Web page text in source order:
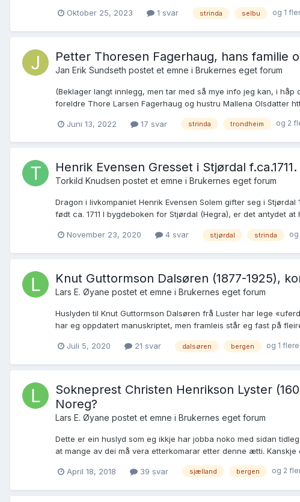
Oktober 25, 2023 1 svar strinda selbu og 1
Petter Thoresen Fagerhaug, hans familie
Jan Erik Sundseth postet et emne i Brukernes eget forum
(Beklager langt innlegg, men tar med så mye info jeg kan, i
foreldre Thore Larsen Fagerhaug og hustru Mallena Olsdatter
Juni 13, 2022 17 svar strinda trondheim og 2
Henrik Evensen Gresset i Stjørdal
Torkild Knudsen postet et emne i Brukernes eget forum
Dragon i livkompaniet Henrik Evensen Solem gifter seg i
født ca. 1711 I bygdeboken for Stjørdal (Hegra), er det antydet
November 23, 2020 4 svar stjørdal strinda
Knut Guttormson Dalsøren (1877-1925),
Lars E. Øyane postet et emne i Brukernes eget forum
Huslyden til Knut Guttormson Dalsøren frå Luster har lege
har eg oppdatert manuskriptet, men framleis står eg fast på
Juli 5, 2020 21 svar dalsøren bergen og 1
Sokneprest Christen Henrikson Lyster
Noreg?
Lars E. Øyane postet et emne i Brukernes eget forum
Dette er ein huslyd som eg ikkje har jobba noko med sidan
at mange av dei må vera etterkomarar etter denne ætti.
April 18, 2018 39 svar sjælland bergen og 2